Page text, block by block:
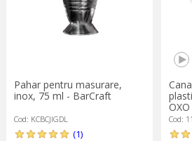
Pahar pentru masurare,
inox, 75 ml - BarCraft
Cod: KCBCJIGDL
(1)
OXO
Cod: